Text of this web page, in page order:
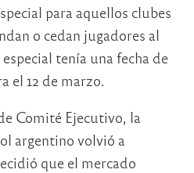
para aquellos clubes
o cedan jugadores al
tenía una fecha de
el 12 de marzo.
Comité Ejecutivo, la
argentino volvió a
que el mercado